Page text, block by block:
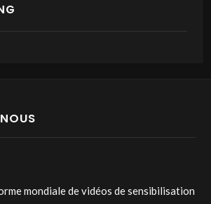
mondiale de vidéos de sensibilisation